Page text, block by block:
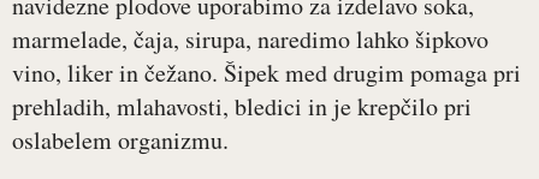
marmelade, čaja, sirupa, naredimo lahko šipkovo
vino, liker in čežano. Šipek med drugim pomaga pri
prehladih, mlahavosti, bledici in je krepčilo pri
oslabelem organizmu.